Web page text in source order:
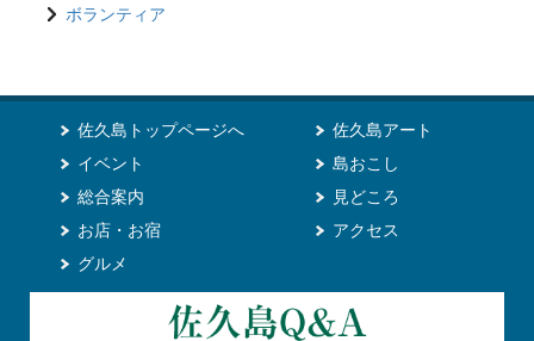
ボランティア
佐久島トップページへ
イベント
総合案内
お店・お宿
グルメ
佐久島アート
島おこし
見どころ
アクセス